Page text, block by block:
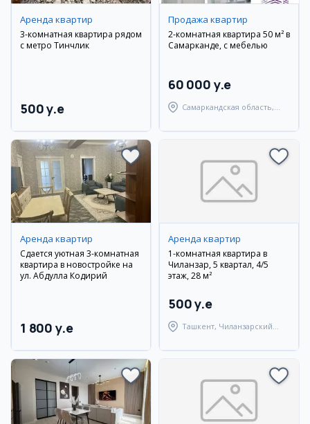
Аренда квартир
3-комнатная квартира рядом
с метро Тинчлик
500 y.e
Продажа квартир
2-комнатная квартира 50 м² в
Самарканде, с мебелью
60 000 y.e
Самаркандская область,
Аренда квартир
Сдается уютная 3-комнатная
квартира в новостройке на
ул. Абдулла Кодирий
1 800 y.e
Аренда квартир
1-комнатная квартира в
Чиланзар, 5 квартал, 4/5
этаж, 28 м²
500 y.e
Ташкент, Чиланзарский